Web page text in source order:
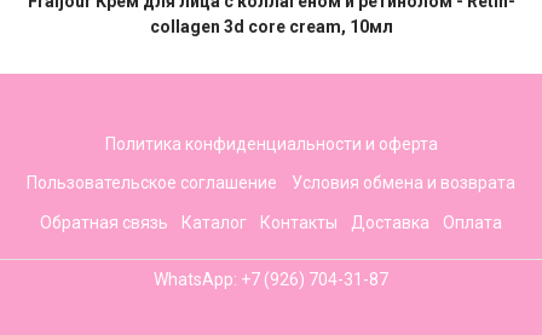
collagen 3d core cream, 10мл
Политика конфиденциальности и оферта
Пользовательское соглашение Условия обмена и возврата
Обратная связь Каталог Контакты Доставка Оплата
WhatsApp: +7 (926) 704-31-87